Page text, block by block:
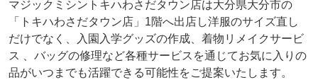
マジックミシントキハわさだタウン店は大分県大分市の
「トキハわさだタウン店」1階へ出店し洋服のサイズ直し
だけでなく、入園入学グッズの作成、着物リメイクサービ
ス 、バッグの修理など各種サービスを通じてお気に入りの
品がいつまでも活躍できる可能性をご提案いたします。